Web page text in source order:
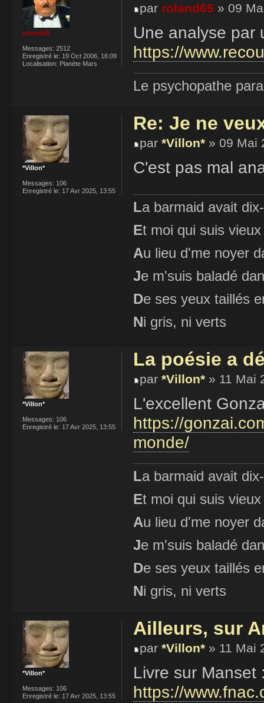
par roland65 » 09
Une analyse par
https://
Le psychopathe
roland65
Messages: 2512
Enregistré le: 19 Oct 2006, 16:09
Localisation: Planète Mars
Re: Je ne
par *Villon* » 09 Mai
C'est pas mal
La barmaid avait
Et moi qui suis
Au lieu d'me noyer
Je m'suis baladé
De ses yeux taillés
Ni gris, ni verts
*Villon*
Messages: 106
Enregistré le: 17 Avr 2025, 13:55
La poésie a
par *Villon* » 11 Mai
L'excellent
https://
monde/
La barmaid avait
Et moi qui suis
Au lieu d'me noyer
Je m'suis baladé
De ses yeux taillés
Ni gris, ni verts
*Villon*
Messages: 106
Enregistré le: 17 Avr 2025, 13:55
Ailleurs, sur
par *Villon* » 11 Mai
Livre sur Manset
https://
*Villon*
Messages: 106
Enregistré le: 17 Avr 2025, 13:55